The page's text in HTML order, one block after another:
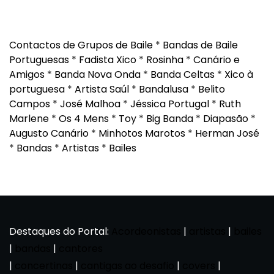
Contactos de Grupos de Baile * Bandas de Baile
Portuguesas * Fadista Xico * Rosinha * Canário e
Amigos * Banda Nova Onda * Banda Celtas * Xico à
portuguesa * Artista Saúl * Bandalusa * Belito
Campos * José Malhoa * Jéssica Portugal * Ruth
Marlene * Os 4 Mens * Toy * Big Banda * Diapasão *
Augusto Canário * Minhotos Marotos * Herman José
* Bandas * Artistas * Bailes
Destaques do Portal: | |
|
|
|
| |
|